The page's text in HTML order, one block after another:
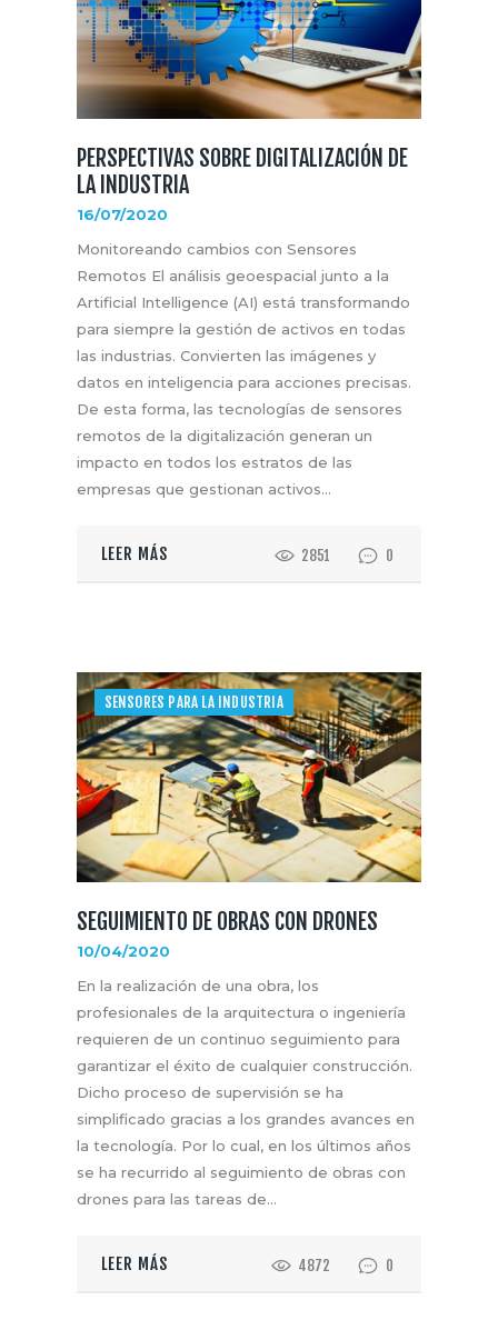
PERSPECTIVAS SOBRE DIGITALIZACIÓN DE
LA INDUSTRIA
16/07/2020
Monitoreando cambios con Sensores
Remotos El análisis geoespacial junto a la
Artificial Intelligence (AI) está transformando
para siempre la gestión de activos en todas
las industrias. Convierten las imágenes y
datos en inteligencia para acciones precisas.
De esta forma, las tecnologías de sensores
remotos de la digitalización generan un
impacto en todos los estratos de las
empresas que gestionan activos…
LEER MÁS 2851 0
SENSORES PARA LA INDUSTRIA
SEGUIMIENTO DE OBRAS CON DRONES
10/04/2020
En la realización de una obra, los
profesionales de la arquitectura o ingeniería
requieren de un continuo seguimiento para
garantizar el éxito de cualquier construcción.
Dicho proceso de supervisión se ha
simplificado gracias a los grandes avances en
la tecnología. Por lo cual, en los últimos años
se ha recurrido al seguimiento de obras con
drones para las tareas de…
LEER MÁS 4872 0